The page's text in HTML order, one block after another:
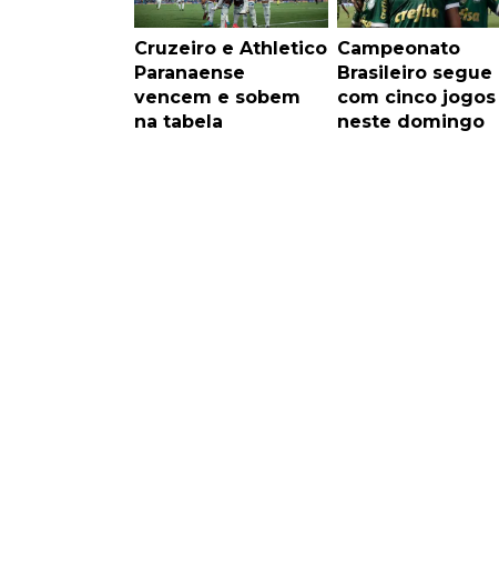
Cruzeiro e Athletico
Paranaense
vencem e sobem
na tabela
Campeonato
Brasileiro segue
com cinco jogos
neste domingo